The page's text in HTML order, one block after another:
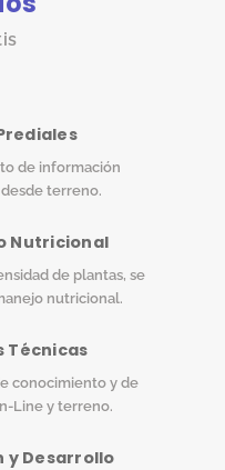
de información
terreno.
Nutricional
de plantas, se
nutricional.
Técnicas
conocimiento y de
Line y terreno.
y Desarrollo